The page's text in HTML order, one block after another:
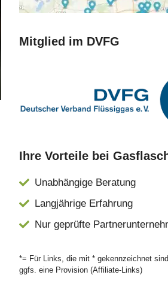
Mitglied im DVFG
Ihre Vorteile bei
Unabhängige Beratung
Langjährige Erfahrung
Nur geprüfte
*= Für Links, die mit * gekennzeichnet
ggfs. eine Provision (Affiliate-Links)